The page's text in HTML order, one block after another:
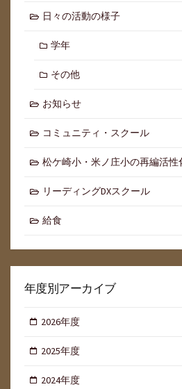
日々の活動の様子
学年
その他
お知らせ
コミュニティ・スクール
松ケ崎小・米ノ庄小の再編活性
リーディングDXスクール
給食
年度別アーカイブ
2026年度
2025年度
2024年度